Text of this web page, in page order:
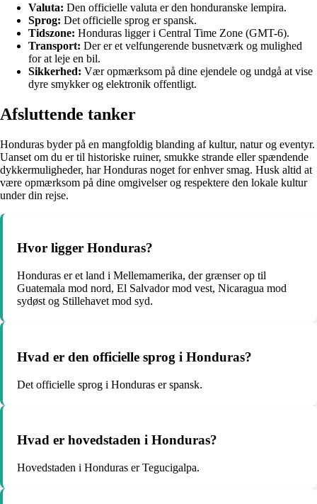
Valuta: Den officielle valuta er den honduranske lempira.
Sprog: Det officielle sprog er spansk.
Tidszone: Honduras ligger i Central Time Zone (GMT-6).
Transport: Der er et velfungerende busnetværk og mulighed
for at leje en bil.
Sikkerhed: Vær opmærksom på dine ejendele og undgå at vise
dyre smykker og elektronik offentligt.
Afsluttende tanker
Honduras byder på en mangfoldig blanding af kultur, natur og eventyr.
Uanset om du er til historiske ruiner, smukke strande eller spændende
dykkermuligheder, har Honduras noget for enhver smag. Husk altid at
være opmærksom på dine omgivelser og respektere den lokale kultur
under din rejse.
Hvor ligger Honduras?
Honduras er et land i Mellemamerika, der grænser op til
Guatemala mod nord, El Salvador mod vest, Nicaragua mod
sydøst og Stillehavet mod syd.
Hvad er den officielle sprog i Honduras?
Det officielle sprog i Honduras er spansk.
Hvad er hovedstaden i Honduras?
Hovedstaden i Honduras er Tegucigalpa.